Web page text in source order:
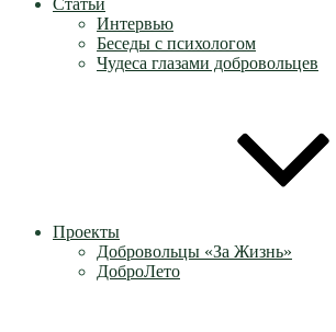
Статьи
Интервью
Беседы с психологом
Чудеса глазами добровольцев
Проекты
Добровольцы «За Жизнь»
ДоброЛето